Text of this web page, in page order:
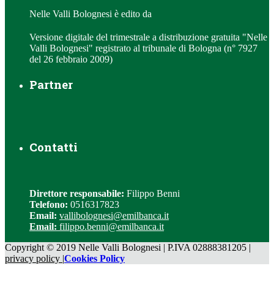
Nelle Valli Bolognesi è edito da
Versione digitale del trimestrale a distribuzione gratuita "Nelle
Valli Bolognesi" registrato al tribunale di Bologna (n° 7927
del 26 febbraio 2009)
Partner
Contatti
Direttore responsabile: Filippo Benni
Telefono: 0516317823
Email: vallibolognesi@emilbanca.it
Email: filippo.benni@emilbanca.it
Copyright © 2019 Nelle Valli Bolognesi | P.IVA 02888381205 |
privacy policy |Cookies Policy